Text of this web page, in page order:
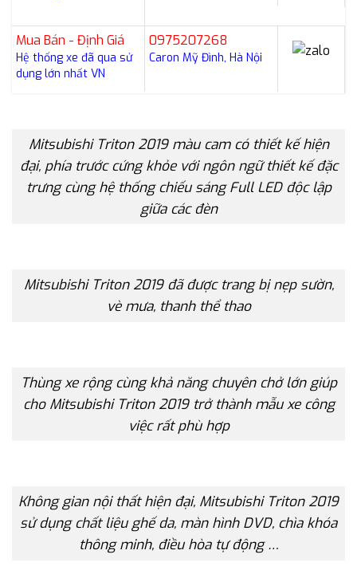
Mua Bán - Định Giá
Hệ thống xe đã qua sử
dụng lớn nhất VN
0975207268
Caron Mỹ Đình, Hà Nội
Mitsubishi Triton 2019 màu cam có thiết kế hiện
đại, phía trước cứng khỏe với ngôn ngữ thiết kế đặc
trưng cùng hệ thống chiếu sáng Full LED độc lập
giữa các đèn
Mitsubishi Triton 2019 đã được trang bị nẹp sườn,
vè mưa, thanh thể thao
Thùng xe rộng cùng khả năng chuyên chở lớn giúp
cho Mitsubishi Triton 2019 trở thành mẫu xe công
việc rất phù hợp
Không gian nội thất hiện đại, Mitsubishi Triton 2019
sử dụng chất liệu ghế da, màn hình DVD, chìa khóa
thông minh, điều hòa tự động …